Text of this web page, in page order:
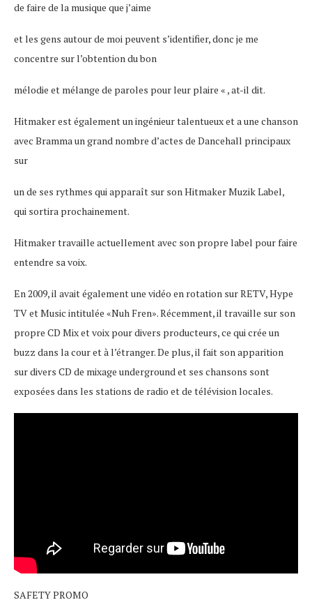
de faire de la musique que j’aime
et les gens autour de moi peuvent s’identifier, donc je me
concentre sur l’obtention du bon
mélodie et mélange de paroles pour leur plaire « , at-il dit.
Hitmaker est également un ingénieur talentueux et a une chanson
avec Bramma un grand nombre d’actes de Dancehall principaux
sur
un de ses rythmes qui apparaît sur son Hitmaker Muzik Label,
qui sortira prochainement.
Hitmaker travaille actuellement avec son propre label pour faire
entendre sa voix.
En 2009, il avait également une vidéo en rotation sur RETV, Hype
TV et Music intitulée «Nuh Fren». Récemment, il travaille sur son
propre CD Mix et voix pour divers producteurs, ce qui crée un
buzz dans la cour et à l’étranger. De plus, il fait son apparition
sur divers CD de mixage underground et ses chansons sont
exposées dans les stations de radio et de télévision locales.
SAFETY PROMO